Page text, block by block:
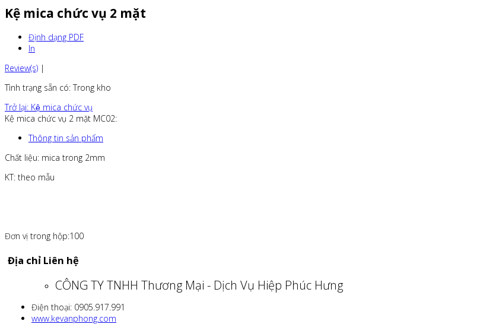
Kệ mica chức vụ 2 mặt
Định dạng PDF
In
Review(s) |
Tình trạng sẵn có: Trong kho
Trở lại: Kệ mica chức vụ
Kệ mica chức vụ 2 mặt MC02:
Thông tin sản phẩm
Chất liệu: mica trong 2mm
KT: theo mẫu
Đơn vị trong hộp:100
Địa chỉ Liên hệ
CÔNG TY TNHH Thương Mại - Dịch Vụ Hiệp Phúc Hưng
Điện thoại: 0905.917.991
www.kevanphong.com